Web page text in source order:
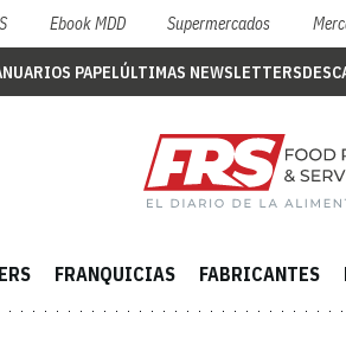
Ebook MDD Supermercados
PAPELÚLTIMAS NEWSLETTERS
FRANQUICIAS FABRICANTES